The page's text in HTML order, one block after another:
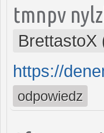
tmnpv
BrettastoX
https://
odpowiedz